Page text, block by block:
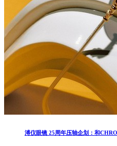
溥仪眼镜 25周年压轴企划：和